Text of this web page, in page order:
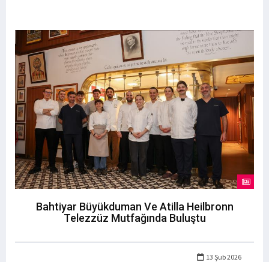
Bahtiyar Büyükduman Ve Atilla Heilbronn
Telezzüz Mutfağında Buluştu
13 Şub 2026